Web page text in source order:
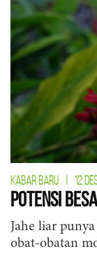
KABAR BARU | 12
Potensi
Jahe liar
obat-obatan